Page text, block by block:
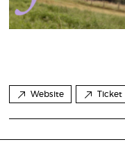
Website Ticket